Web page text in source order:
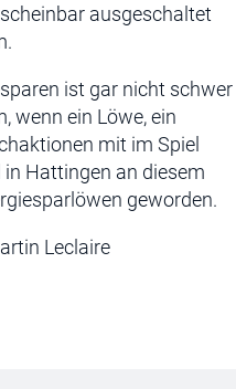
ausgeschaltet
ist gar nicht schwer
wenn ein Löwe, ein
mit im Spiel
Hattingen an diesem
geworden.
Leclaire